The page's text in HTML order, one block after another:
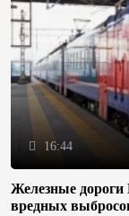
16:44
Железные дороги
вредных